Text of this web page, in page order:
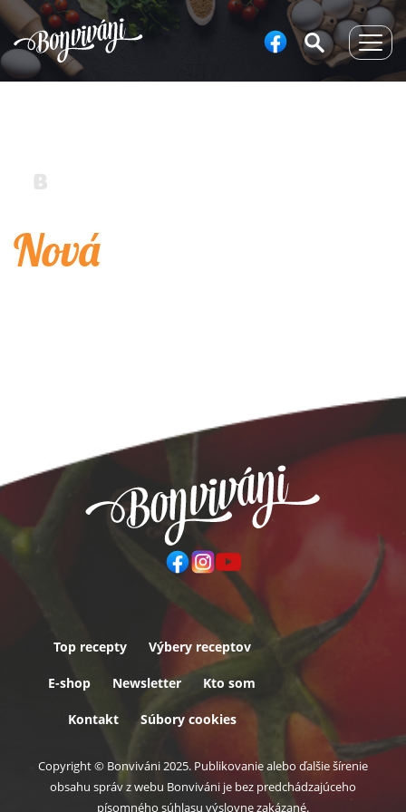
Nová
Päta
Top recepty Výbery receptov
E-shop Newsletter Kto som
Kontakt Súbory cookies
Copyright © Bonviváni 2025. Publikovanie alebo ďalšie šírenie
obsahu správ z webu Bonviváni je bez predchádzajúceho
písomného súhlasu výslovne zakázané.